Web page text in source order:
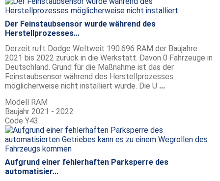
Der Feinstaubsensor wurde während des
Herstellprozesses...
Derzeit ruft Dodge Weltweit 190.696 RAM der Baujahre
2021 bis 2022 zurück in die Werkstatt. Davon 0 Fahrzeuge in
Deutschland. Grund für die Maßnahme ist das der
Feinstaubsensor während des Herstellprozesses
möglicherweise nicht installiert wurde. Die U ...
Modell RAM
Baujahr 2021 - 2022
Code Y43
Aufgrund einer fehlerhaften Parksperre des
automatisier...